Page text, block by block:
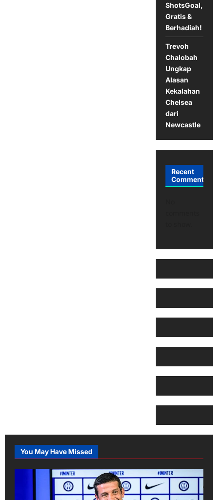
ShotsGoal,
Gratis &
Berhadiah!
Trevoh
Chalobah
Ungkap
Alasan
Kekalahan
Chelsea
dari
Newcastle
Recent
Comments
You May Have Missed